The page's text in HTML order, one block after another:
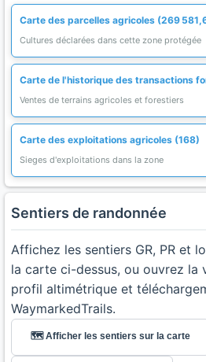
Carte des parcelles agricoles (269
Cultures déclarées dans cette zone protégée
Carte de l'historique des transactions
Ventes de terrains agricoles et forestiers
Carte des exploitations agricoles (168)
Sieges d'exploitations dans la zone
Sentiers de randonnée
Affichez les sentiers GR, PR et
la carte ci-dessus, ou ouvrez la
profil altimétrique et
WaymarkedTrails.
🗺️ Afficher les sentiers sur la carte